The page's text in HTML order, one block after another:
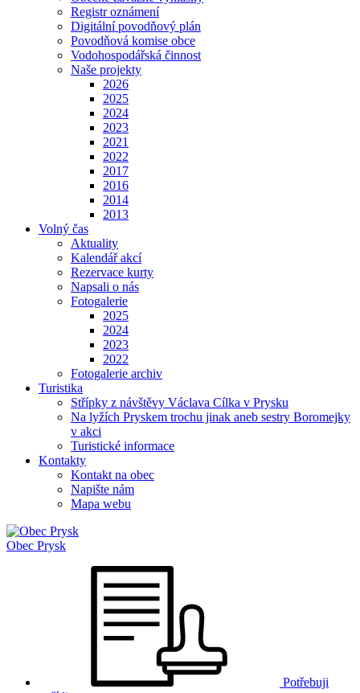
Registr oznámení
Digitální povodňový plán
Povodňová komise obce
Vodohospodářská činnost
Naše projekty
2026
2025
2024
2023
2021
2022
2017
2016
2014
2013
Volný čas
Aktuality
Kalendář akcí
Rezervace kurty
Napsali o nás
Fotogalerie
2025
2024
2023
2022
Fotogalerie archiv
Turistika
Střípky z návštěvy Václava Cílka v Prysku
Na lyžích Pryskem trochu jinak aneb sestry Boromejky
v akci
Turistické informace
Kontakty
Kontakt na obec
Napište nám
Mapa webu
Obec Prysk
Potřebuji